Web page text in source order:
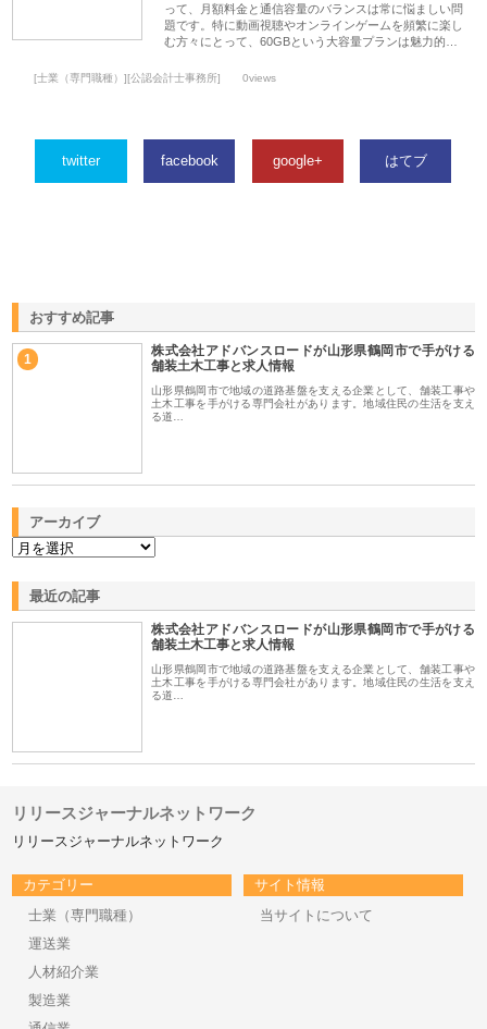
って、月額料金と通信容量のバランスは常に悩ましい問
題です。特に動画視聴やオンラインゲームを頻繁に楽し
む方々にとって、60GBという大容量プランは魅力的…
[士業（専門職種）][公認会計士事務所] 0views
twitter facebook google+ はてブ
おすすめ記事
1
株式会社アドバンスロードが山形県鶴岡市で手がける
舗装土木工事と求人情報
山形県鶴岡市で地域の道路基盤を支える企業として、舗装工事や
土木工事を手がける専門会社があります。地域住民の生活を支え
る道…
アーカイブ
最近の記事
株式会社アドバンスロードが山形県鶴岡市で手がける
舗装土木工事と求人情報
山形県鶴岡市で地域の道路基盤を支える企業として、舗装工事や
土木工事を手がける専門会社があります。地域住民の生活を支え
る道…
リリースジャーナルネットワーク
リリースジャーナルネットワーク
カテゴリー
士業（専門職種）
運送業
人材紹介業
製造業
サイト情報
当サイトについて